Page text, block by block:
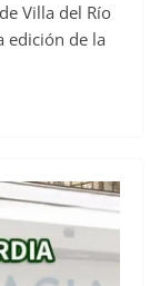
Villa del Río
edición de la